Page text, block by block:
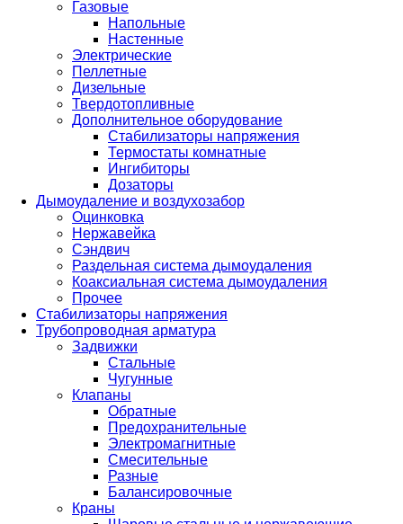
Газовые
Напольные
Настенные
Электрические
Пеллетные
Дизельные
Твердотопливные
Дополнительное оборудование
Стабилизаторы напряжения
Термостаты комнатные
Ингибиторы
Дозаторы
Дымоудаление и воздухозабор
Оцинковка
Нержавейка
Сэндвич
Раздельная система дымоудаления
Коаксиальная система дымоудаления
Прочее
Стабилизаторы напряжения
Трубопроводная арматура
Задвижки
Стальные
Чугунные
Клапаны
Обратные
Предохранительные
Электромагнитные
Смесительные
Разные
Балансировочные
Краны